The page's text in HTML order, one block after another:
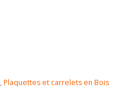
, Plaquettes et carrelets en Bois